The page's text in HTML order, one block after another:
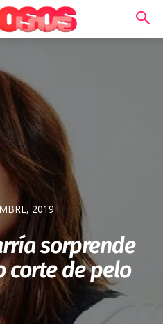
2019
sorprende
corte de pelo